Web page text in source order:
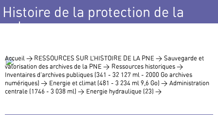
Histoire de la protection de la
nature
Accueil > RESSOURCES SUR L’HISTOIRE DE LA PNE > Sauvegarde et
valorisation des archives de la PNE > Ressources historiques >
Inventaires d’archives publiques (341 - 32 127 ml - 2000 Go archives
numériques) > Energie et climat (481 - 3 234 ml 9,6 Go) > Administration
centrale (1746 - 3 038 ml) > Energie hydraulique (23) >